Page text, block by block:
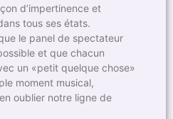
d’impertinence et
tous ses états.
le panel de spectateur
et que chacun
un «petit quelque chose»
moment musical,
oublier notre ligne de